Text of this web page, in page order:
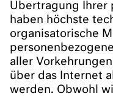
Übertragung Ihrer
haben höchste
organisatorische
aller
über das Internet
werden. Obwohl